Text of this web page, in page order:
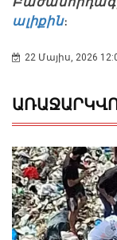
ալիքին։
22 Մայիս, 2026